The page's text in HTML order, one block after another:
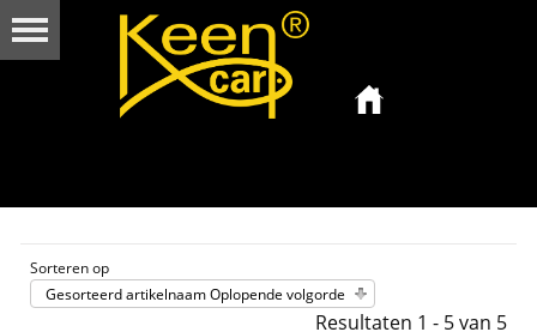
Sorteren op
Gesorteerd artikelnaam Oplopende volgorde
Resultaten 1 - 5 van 5